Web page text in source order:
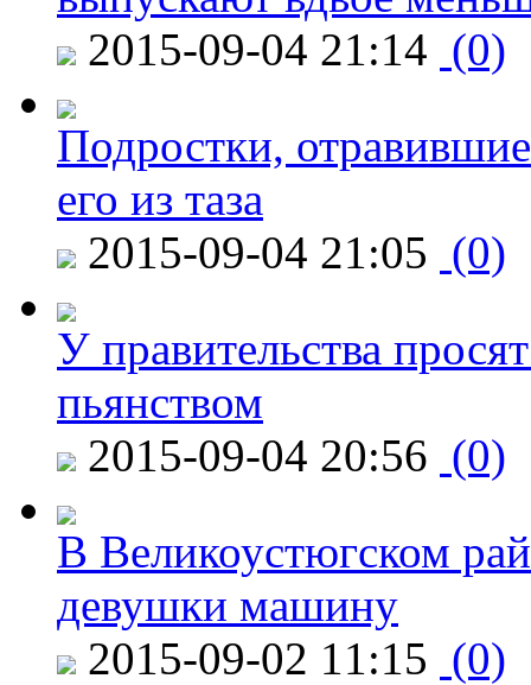
2015-09-04 21:14 (0)
Подростки,
его из таза
2015-09-04 21:05 (0)
У правительства
пьянством
2015-09-04 20:56 (0)
В Великоустюгском
девушки машину
2015-09-02 11:15 (0)